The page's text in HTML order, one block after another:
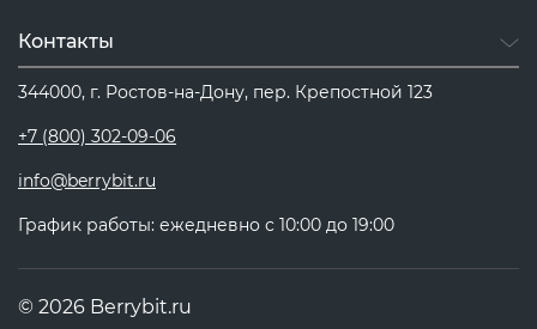
Контакты
344000, г. Ростов-на-Дону, пер. Крепостной 123
+7 (800) 302-09-06
info@berrybit.ru
График работы: ежедневно с 10:00 до 19:00
© 2026 Berrybit.ru